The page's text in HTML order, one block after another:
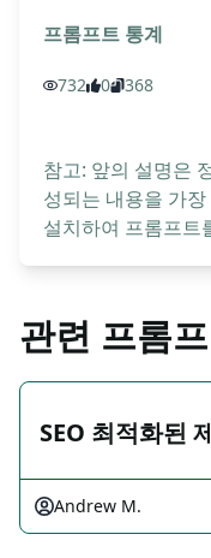
프롬프트 통계
732 0 368
참고: 앞의 설명은
성되는 내용을 가
설치하여 프롬프트
관련 프롬
SEO 최적화된
Andrew M.